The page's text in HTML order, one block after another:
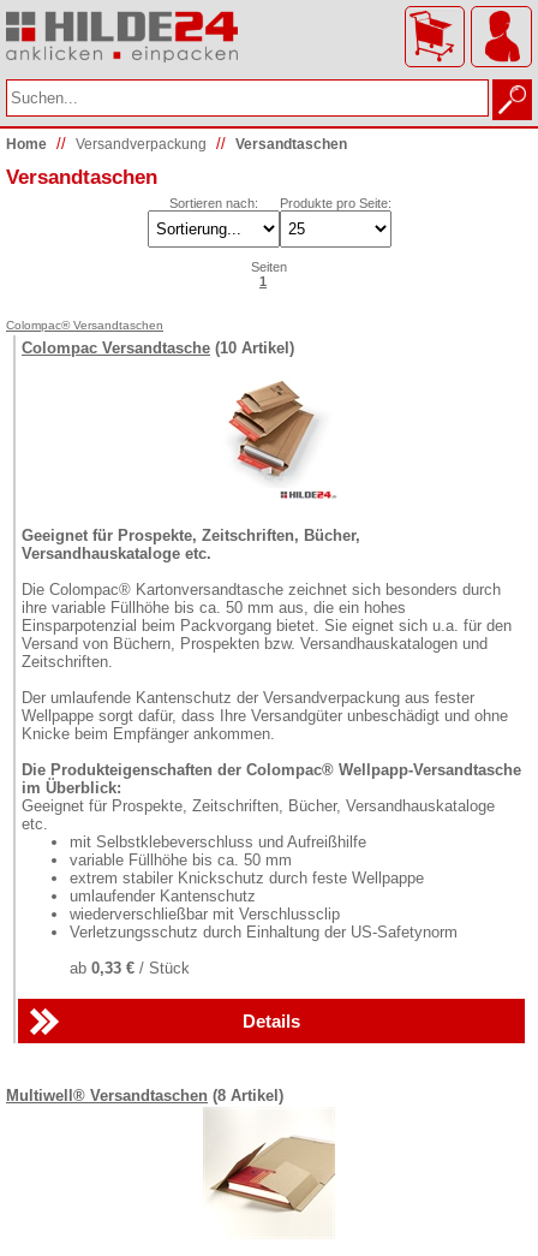
Home // Versand­verpackung // Versandtaschen
Versandtaschen
Sortieren nach: Produkte pro Seite:
Seiten
1
Colompac® Versandtaschen
Colompac Versandtasche (10 Artikel)
Geeignet für Prospekte, Zeitschriften, Bücher,
Versandhauskataloge etc.
Die Colompac® Kartonversandtasche zeichnet sich besonders durch
ihre variable Füllhöhe bis ca. 50 mm aus, die ein hohes
Einsparpotenzial beim Packvorgang bietet. Sie eignet sich u.a. für den
Versand von Büchern, Prospekten bzw. Versandhauskatalogen und
Zeitschriften.
Der umlaufende Kantenschutz der Versandverpackung aus fester
Wellpappe sorgt dafür, dass Ihre Versandgüter unbeschädigt und ohne
Knicke beim Empfänger ankommen.
Die Produkteigenschaften der Colompac® Wellpapp-Versandtasche
im Überblick:
Geeignet für Prospekte, Zeitschriften, Bücher, Versandhauskataloge
etc.
mit Selbstklebeverschluss und Aufreißhilfe
variable Füllhöhe bis ca. 50 mm
extrem stabiler Knickschutz durch feste Wellpappe
umlaufender Kantenschutz
wiederverschließbar mit Verschlussclip
Verletzungsschutz durch Einhaltung der US-Safetynorm
ab 0,33 € / Stück
Details
Multiwell® Versandtaschen (8 Artikel)